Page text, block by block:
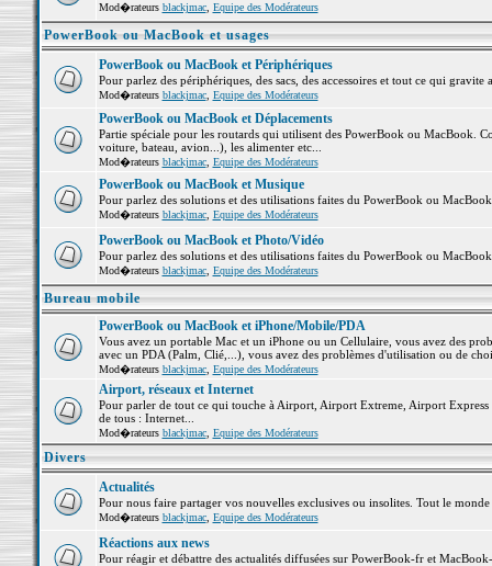
Mod�rateurs blackjmac, Equipe des Modérateurs
PowerBook ou MacBook et usages
PowerBook ou MacBook et Périphériques
Pour parlez des périphériques, des sacs, des accessoires et tout ce qui
Mod�rateurs blackjmac, Equipe des Modérateurs
PowerBook ou MacBook et Déplacements
Partie spéciale pour les routards qui utilisent des PowerBook ou MacBook.
voiture, bateau, avion...), les alimenter etc...
Mod�rateurs blackjmac, Equipe des Modérateurs
PowerBook ou MacBook et Musique
Pour parlez des solutions et des utilisations faites du PowerBook ou
Mod�rateurs blackjmac, Equipe des Modérateurs
PowerBook ou MacBook et Photo/Vidéo
Pour parlez des solutions et des utilisations faites du PowerBook ou
Mod�rateurs blackjmac, Equipe des Modérateurs
Bureau mobile
PowerBook ou MacBook et iPhone/Mobile/PDA
Vous avez un portable Mac et un iPhone ou un Cellulaire, vous avez des
avec un PDA (Palm, Clié,...), vous avez des problèmes d'utilisation ou de
Mod�rateurs blackjmac, Equipe des Modérateurs
Airport, réseaux et Internet
Pour parler de tout ce qui touche à Airport, Airport Extreme, Airport
de tous : Internet...
Mod�rateurs blackjmac, Equipe des Modérateurs
Divers
Actualités
Pour nous faire partager vos nouvelles exclusives ou insolites. Tout le
Mod�rateurs blackjmac, Equipe des Modérateurs
Réactions aux news
Pour réagir et débattre des actualités diffusées sur PowerBook-fr et